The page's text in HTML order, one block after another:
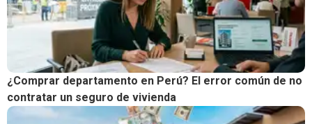
¿Comprar departamento en Perú? El error común de no
contratar un seguro de vivienda